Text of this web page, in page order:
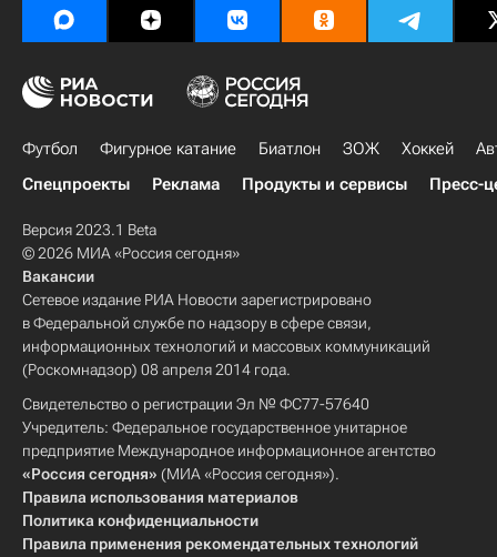
Футбол Фигурное катание Биатлон ЗОЖ Хоккей
Спецпроекты
Реклама Продукты и сервисы Пресс-
Версия 2023.1 Beta
© 2026 МИА «Россия сегодня»
Вакансии
Сетевое издание РИА Новости зарегистрировано
в Федеральной службе по надзору в сфере связи,
информационных технологий и массовых коммуникаций
(Роскомнадзор) 08 апреля 2014 года.
Свидетельство о регистрации Эл № ФС77-57640
Учредитель: Федеральное государственное унитарное
предприятие Международное информационное агентство
«Россия сегодня» (МИА «Россия сегодня»).
Правила использования материалов
Политика конфиденциальности
Правила применения рекомендательных технологий